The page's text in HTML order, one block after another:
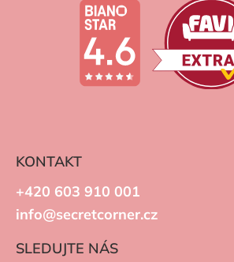
KONTAKT
+420 603 910 001
info@secretcorner.cz
SLEDUJTE NÁS